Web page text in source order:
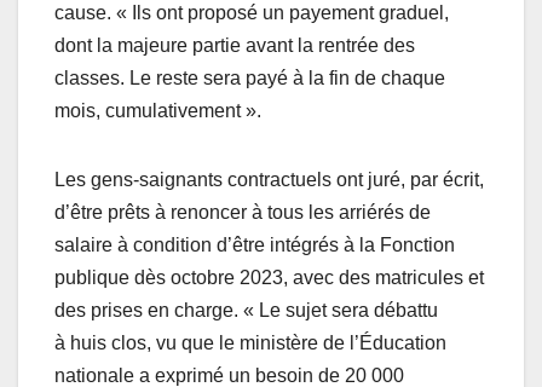
cause. « Ils ont proposé un payement graduel,
dont la majeure partie avant la rentrée des
classes. Le reste sera payé à la fin de chaque
mois, cumulativement ».
Les gens-saignants contractuels ont juré, par écrit,
d’être prêts à renoncer à tous les arriérés de
salaire à condition d’être intégrés à la Fonction
publique dès octobre 2023, avec des matricules et
des prises en charge. « Le sujet sera débattu
à huis clos, vu que le ministère de l’Éducation
nationale a exprimé un besoin de 20 000